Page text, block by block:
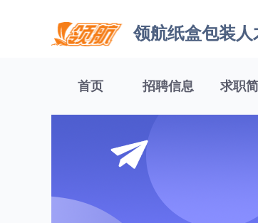
领航纸盒包装人
首页 招聘信息 求职